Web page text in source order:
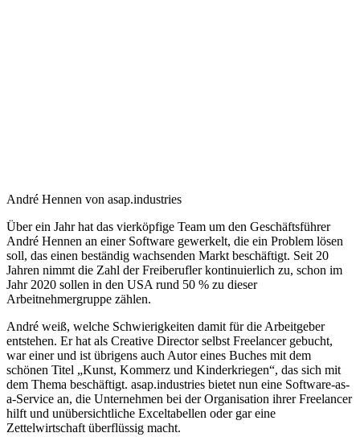
André Hennen von asap.industries
Über ein Jahr hat das vierköpfige Team um den Geschäftsführer
André Hennen an einer Software gewerkelt, die ein Problem lösen
soll, das einen beständig wachsenden Markt beschäftigt. Seit 20
Jahren nimmt die Zahl der Freiberufler kontinuierlich zu, schon im
Jahr 2020 sollen in den USA rund 50 % zu dieser
Arbeitnehmergruppe zählen.
André weiß, welche Schwierigkeiten damit für die Arbeitgeber
entstehen. Er hat als Creative Director selbst Freelancer gebucht,
war einer und ist übrigens auch Autor eines Buches mit dem
schönen Titel „Kunst, Kommerz und Kinderkriegen“, das sich mit
dem Thema beschäftigt. asap.industries bietet nun eine Software-as-
a-Service an, die Unternehmen bei der Organisation ihrer Freelancer
hilft und unübersichtliche Exceltabellen oder gar eine
Zettelwirtschaft überflüssig macht.